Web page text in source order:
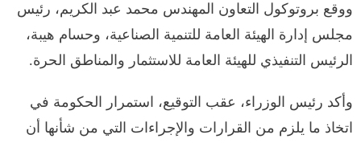
ووقع بروتوكول التعاون المهندس محمد عبد الكريم، رئيس
مجلس إدارة الهيئة العامة للتنمية الصناعية، وحسام هيبة،
الرئيس التنفيذي للهيئة العامة للاستثمار والمناطق الحرة.
وأكد رئيس الوزراء، عقب التوقيع، استمرار الحكومة في
اتخاذ ما يلزم من القرارات والإجراءات التي من شأنها أن